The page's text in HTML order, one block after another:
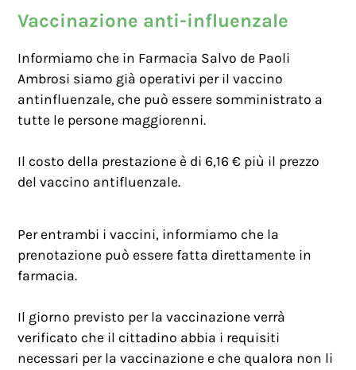
Vaccinazione anti-influenzale
Informiamo che in Farmacia Salvo de Paoli
Ambrosi siamo già operativi per il vaccino
antinfluenzale, che può essere somministrato a
tutte le persone maggiorenni.
Il costo della prestazione è di 6,16 € più il prezzo
del vaccino antifluenzale.
Per entrambi i vaccini, informiamo che la
prenotazione può essere fatta direttamente in
farmacia.
Il giorno previsto per la vaccinazione verrà
verificato che il cittadino abbia i requisiti
necessari per la vaccinazione e che qualora non li